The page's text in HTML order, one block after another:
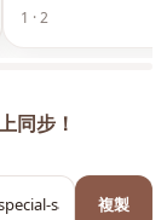
1 · 2
同步！
複製